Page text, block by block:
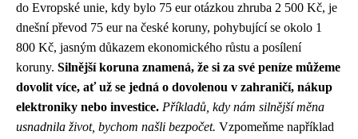
do Evropské unie, kdy bylo 75 eur otázkou zhruba 2 500 Kč, je
dnešní převod 75 eur na české koruny, pohybující se okolo 1
800 Kč, jasným důkazem ekonomického růstu a posílení
koruny. Silnější koruna znamená, že si za své peníze můžeme
dovolit více, ať už se jedná o dovolenou v zahraničí, nákup
elektroniky nebo investice. Příkladů, kdy nám silnější měna
usnadnila život, bychom našli bezpočet. Vzpomeňme například